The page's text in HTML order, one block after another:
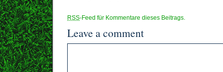
RSS-Feed für Kommentare dieses Beitrags.
Leave a comment